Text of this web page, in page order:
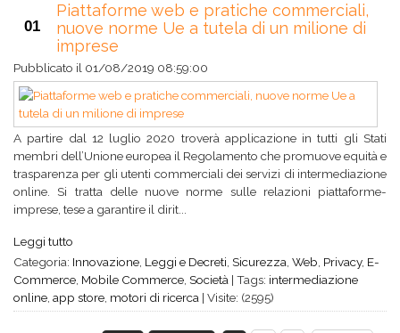
01
Piattaforme web e pratiche commerciali,
nuove norme Ue a tutela di un milione di
imprese
Pubblicato il 01/08/2019 08:59:00
A partire dal 12 luglio 2020 troverà applicazione in tutti gli Stati
membri dell’Unione europea il Regolamento che promuove equità e
trasparenza per gli utenti commerciali dei servizi di intermediazione
online. Si tratta delle nuove norme sulle relazioni piattaforme-
imprese, tese a garantire il dirit...
Leggi tutto
Categoria: Innovazione Leggi e Decreti Sicurezza Web Privacy, E-
Commerce Mobile Commerce Società | Tags: intermediazione
online app store motori di ricerca | Visite: (2595)